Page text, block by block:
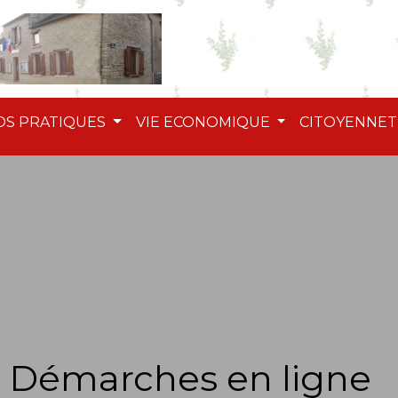
PRATIQUES VIE ECONOMIQUE
Démarches en ligne